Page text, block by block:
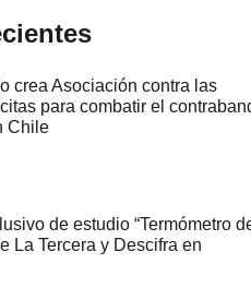
crea Asociación contra las
para combatir el
Chile
de estudio “Termómetro
La Tercera y Descifra en